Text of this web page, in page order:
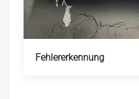
Fehlererkennung